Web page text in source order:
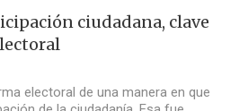
ciudadana, clave
electoral de una manera en que